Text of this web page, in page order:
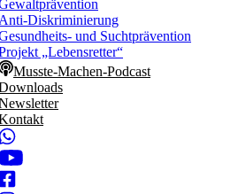
Anti-Diskriminierung
und Suchtprävention
„Lebensretter“
Musste-Machen-Podcast